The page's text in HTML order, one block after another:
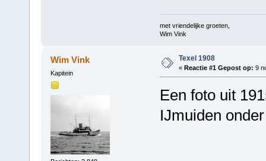
met vriendelijke groeten,
Wim Vink
Wim Vink
Kapitein
Texel 1908
« Reactie #1 Gepost op: 9
Een foto uit
IJmuiden